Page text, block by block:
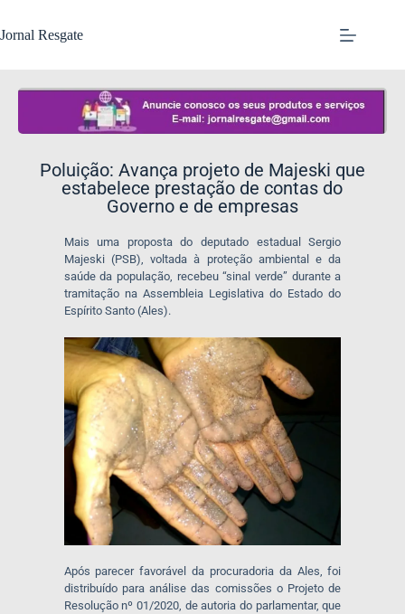
Jornal Resgate
Poluição: Avança projeto de Majeski que
estabelece prestação de contas do
Governo e de empresas
Mais uma proposta do deputado estadual Sergio
Majeski (PSB), voltada à proteção ambiental e da
saúde da população, recebeu “sinal verde” durante a
tramitação na Assembleia Legislativa do Estado do
Espírito Santo (Ales).
Após parecer favorável da procuradoria da Ales, foi
distribuído para análise das comissões o Projeto de
Resolução nº 01/2020, de autoria do parlamentar, que